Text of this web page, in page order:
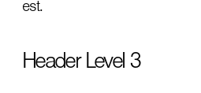
est.
Header Level 3